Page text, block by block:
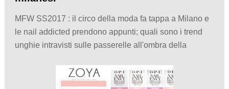
MFW SS2017 : il circo della moda fa tappa a Milano e
le nail addicted prendono appunti; quali sono i trend
unghie intravisti sulle passerelle all'ombra della